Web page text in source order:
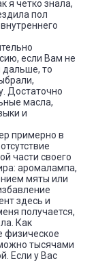
я четко знала,
пол
если Вам не
дальше, то
Достаточно
масла,
и
примерно в
части своего
аромалампа,
мяты или
здесь и
получается,
Как
физическое
тысячами
Если у Вас